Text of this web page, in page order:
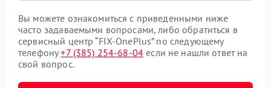
Вы можете ознакомиться с приведенными ниже
часто задаваемыми вопросами, либо обратиться в
сервисный центр “FIX-OnePlus” по следующему
телефону+7 (385) 254-68-04 если не нашли ответ на
свой вопрос.